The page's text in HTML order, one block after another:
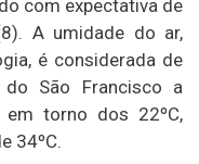
com expectativa de
A umidade do ar,
é considerada de
São Francisco a
torno dos 22ºC,
34ºC.